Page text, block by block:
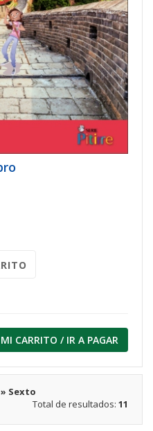
CARRITO / IR A PAGAR
Sexto
Total de resultados: 11